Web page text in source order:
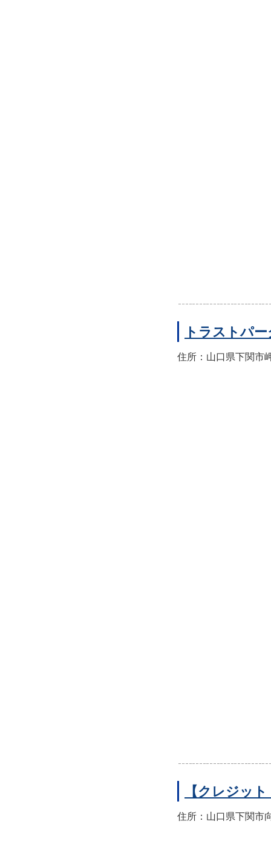
トラストパ
住所：山口県下関市
【クレジッ
住所：山口県下関市